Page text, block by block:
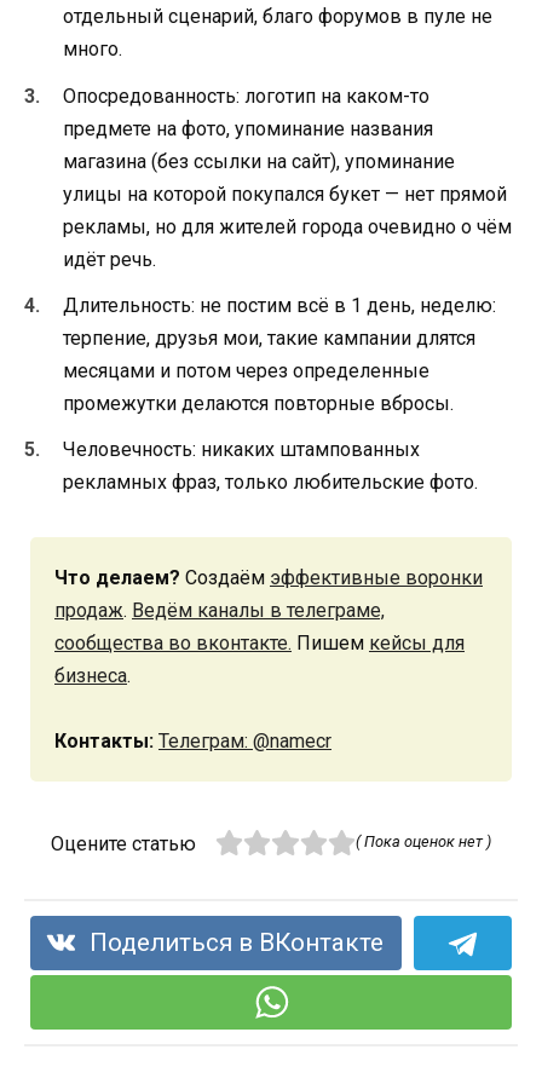
отдельный сценарий, благо форумов в пуле не
много.
Опосредованность: логотип на каком-то
предмете на фото, упоминание названия
магазина (без ссылки на сайт), упоминание
улицы на которой покупался букет — нет прямой
рекламы, но для жителей города очевидно о чём
идёт речь.
Длительность: не постим всё в 1 день, неделю:
терпение, друзья мои, такие кампании длятся
месяцами и потом через определенные
промежутки делаются повторные вбросы.
Человечность: никаких штампованных
рекламных фраз, только любительские фото.
Что делаем? Создаём эффективные воронки
продаж. Ведём каналы в телеграме,
сообщества во вконтакте. Пишем кейсы для
бизнеса.
Контакты: Телеграм: @namecr
Оцените статью ( Пока оценок нет )
Поделиться в ВКонтакте